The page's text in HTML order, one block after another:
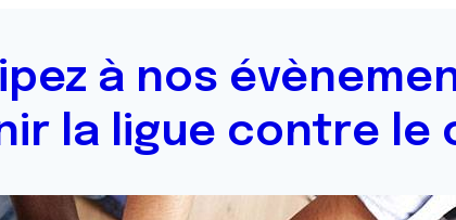
Stand au marché de
à nos
la ligue contre le